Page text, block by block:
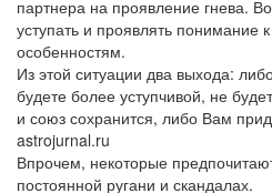
партнера на проявление гнева.
уступать и проявлять понимание
особенностям.
Из этой ситуации два выхода:
будете более уступчивой, не
и союз сохранится, либо Вам
astrojurnal.ru
Впрочем, некоторые
постоянной ругани и скандалах.